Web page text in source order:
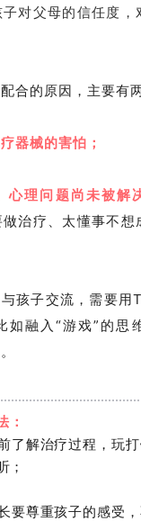
对父母的信任度，
合的原因，主要有
器械的害怕；
理问题尚未被解
治疗、太懂事不想
孩子交流，需要用
如融入“游戏”的思
：
了解治疗过程，玩
；
要尊重孩子的感受